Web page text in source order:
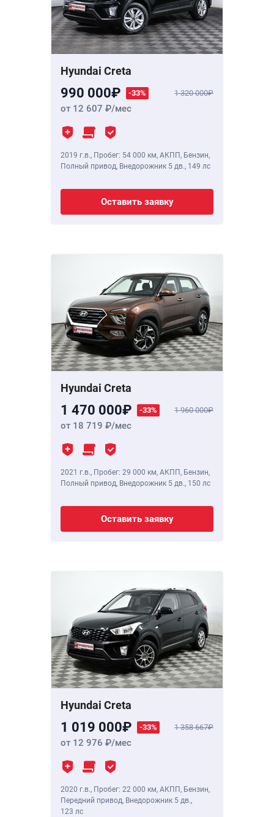
Hyundai Creta
990 000 -33% 1 320 000
от 12 607 /мес
2019 г.в., Пробег: 54 000 км, АКПП, Бензин,
Полный привод, Внедорожник 5 дв., 149 лс
Оставить заявку
Hyundai Creta
1 470 000 -33% 1 960 000
от 18 719 /мес
2021 г.в., Пробег: 29 000 км, АКПП, Бензин,
Полный привод, Внедорожник 5 дв., 150 лс
Оставить заявку
Hyundai Creta
1 019 000 -33% 1 358 667
от 12 976 /мес
2020 г.в., Пробег: 22 000 км, АКПП, Бензин,
Передний привод, Внедорожник 5 дв.,
123 лс